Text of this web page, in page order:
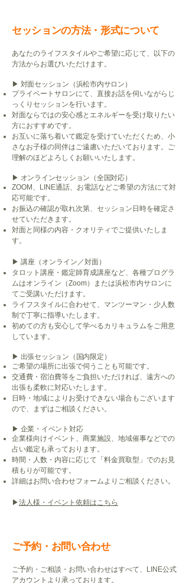
セッションの方法・形式について
あなたのライフスタイルやご希望に応じて、以下の
方法からお選びいただけます。
▶︎ 対面セッション（浜松市内サロン）
プライベートサロンにて、直接お話を伺いながらじ
っくりセッションを行います。
対面ならではの安心感とエネルギーを受け取りたい
方におすすめです。
お互いに落ち着いて鑑定を受けていただくため、小
さなお子様の同伴はご遠慮いただいております。ご
理解のほどよろしくお願いいたします。
▶︎ オンラインセッション（全国対応）
ZOOM、LINE通話、お電話などご希望の方法にて対
応可能です。
お振込の確認が取れ次第、セッション日時を確定さ
せていただきます。
対面と同様の内容・クオリティでご提供いたしま
す。
▶︎ 講座（オンライン／対面）
タロット講座・鑑定師育成講座など、各種プログラ
ムはオンライン（Zoom）または浜松市内サロンに
てご受講いただけます。
ライフスタイルに合わせて、マンツーマン・少人数
制で丁寧に指導いたします。
初めての方も安心して学べるカリキュラムをご用意
しています。
▶︎ 出張セッション（国内限定）
ご希望の場所に出張で伺うことも可能です。
交通費・宿泊費等をご負担いただければ、遠方への
出張も柔軟に対応いたします。
日時・地域によりお受けできない場合もございます
ので、まずはご相談ください。
▶︎ 企業・イベント対応
企業様向けイベント、商業施設、地域催事などでの
占い鑑定も承っております。
時間・人数・内容に応じて「料金買取型」でのお見
積もりが可能です。
詳細はお問い合わせフォームよりご相談ください。
▶︎法人様・イベント依頼はこちら
ご予約・お問い合わせ
ご予約・ご相談・お問い合わせはすべて、LINE公式
アカウントより承っております。